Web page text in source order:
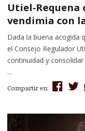
Utiel-Requena
vendimia con
Dada la buena acogida
el Consejo Regulador
continuidad y
...
Compartir en: